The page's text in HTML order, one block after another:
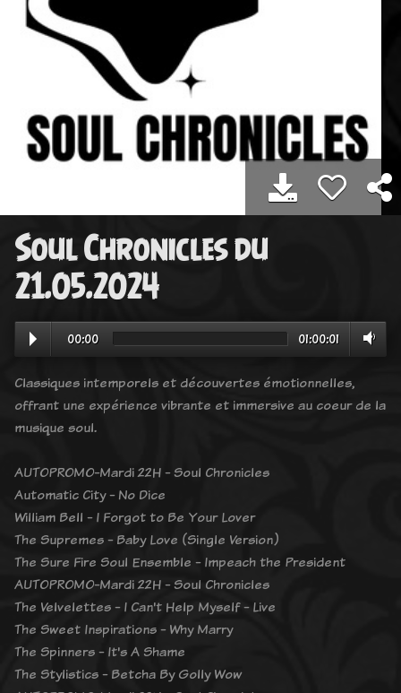
Soul Chronicles du
21.05.2024
00:00 01:00:01
Classiques intemporels et découvertes émotionnelles,
offrant une expérience vibrante et immersive au coeur de la
musique soul.
AUTOPROMO-Mardi 22H - Soul Chronicles
Automatic City - No Dice
William Bell - I Forgot to Be Your Lover
The Supremes - Baby Love (Single Version)
The Sure Fire Soul Ensemble - Impeach the President
AUTOPROMO-Mardi 22H - Soul Chronicles
The Velvelettes - I Can't Help Myself - Live
The Sweet Inspirations - Why Marry
The Spinners - It's A Shame
The Stylistics - Betcha By Golly Wow